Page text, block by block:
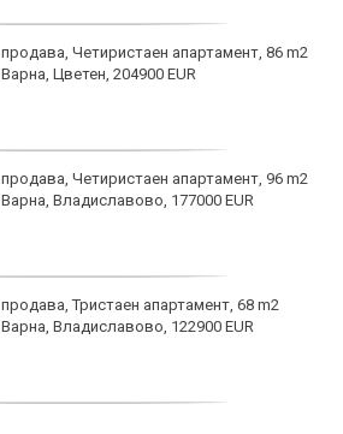
продава, Четиристаен апартамент, 86 m2
Варна, Цветен, 204900 EUR
продава, Четиристаен апартамент, 96 m2
Варна, Владиславово, 177000 EUR
продава, Тристаен апартамент, 68 m2
Варна, Владиславово, 122900 EUR